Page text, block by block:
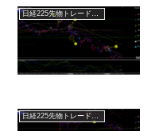
日経225先物トレード倶楽部